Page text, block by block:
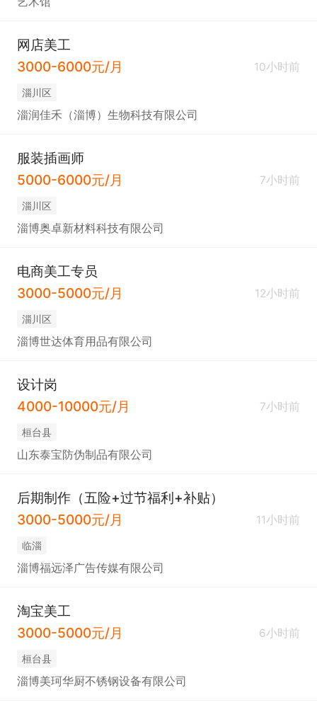
网店美工
3000-6000元/月
10小时前
淄川区
淄润佳禾（淄博）生物科技有限公司
服装插画师
5000-6000元/月
7小时前
淄川区
淄博奥卓新材料科技有限公司
电商美工专员
3000-5000元/月
12小时前
淄川区
淄博世达体育用品有限公司
设计岗
4000-10000元/月
7小时前
桓台县
山东泰宝防伪制品有限公司
后期制作（五险+过节福利+补贴）
3000-5000元/月
11小时前
临淄
淄博福远泽广告传媒有限公司
淘宝美工
3000-5000元/月
6小时前
桓台县
淄博美珂华厨不锈钢设备有限公司